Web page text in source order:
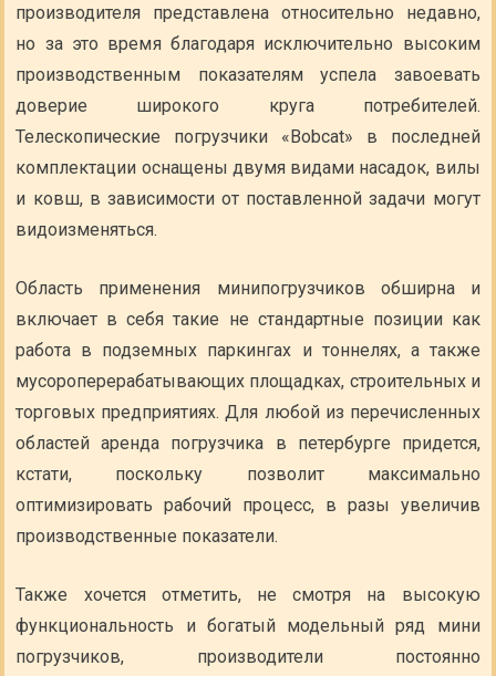
производителя представлена относительно недавно,
но за это время благодаря исключительно высоким
производственным показателям успела завоевать
доверие широкого круга потребителей.
Телескопические погрузчики «Bobcat» в последней
комплектации оснащены двумя видами насадок, вилы
и ковш, в зависимости от поставленной задачи могут
видоизменяться.
Область применения минипогрузчиков обширна и
включает в себя такие не стандартные позиции как
работа в подземных паркингах и тоннелях, а также
мусороперерабатывающих площадках, строительных и
торговых предприятиях. Для любой из перечисленных
областей аренда погрузчика в петербурге придется,
кстати, поскольку позволит максимально
оптимизировать рабочий процесс, в разы увеличив
производственные показатели.
Также хочется отметить, не смотря на высокую
функциональность и богатый модельный ряд мини
погрузчиков, производители постоянно